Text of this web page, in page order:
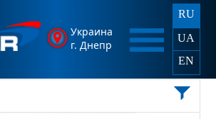
Украина
г. Днепр
RU
UA
EN